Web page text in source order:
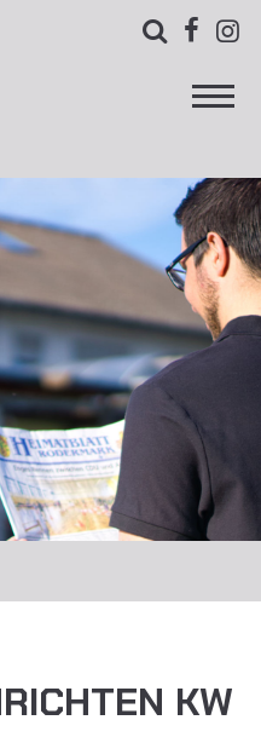
  
KW